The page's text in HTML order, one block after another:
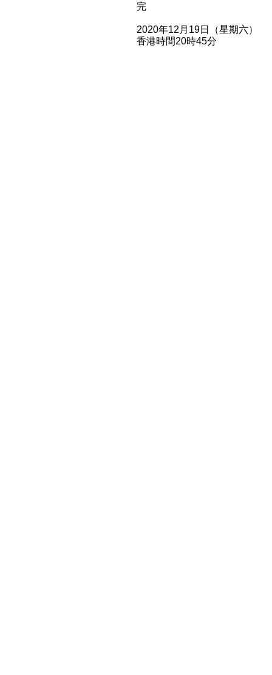
完
2020年12月19日（星期六）
香港時間20時45分